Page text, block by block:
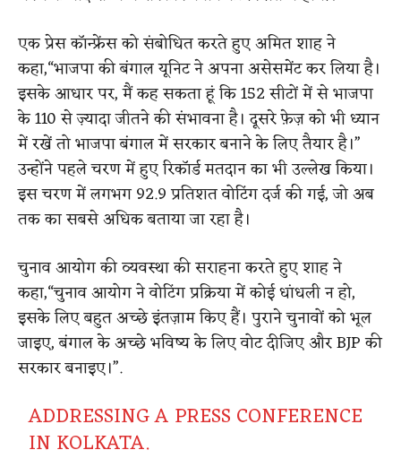
एक प्रेस कॉन्फ्रेंस को संबोधित करते हुए अमित शाह ने
कहा,“भाजपा की बंगाल यूनिट ने अपना असेसमेंट कर लिया है।
इसके आधार पर, मैं कह सकता हूं कि 152 सीटों में से भाजपा
के 110 से ज़्यादा जीतने की संभावना है। दूसरे फ़ेज़ को भी ध्यान
में रखें तो भाजपा बंगाल में सरकार बनाने के लिए तैयार है।”
उन्होंने पहले चरण में हुए रिकॉर्ड मतदान का भी उल्लेख किया।
इस चरण में लगभग 92.9 प्रतिशत वोटिंग दर्ज की गई, जो अब
तक का सबसे अधिक बताया जा रहा है।
चुनाव आयोग की व्यवस्था की सराहना करते हुए शाह ने
कहा,“चुनाव आयोग ने वोटिंग प्रक्रिया में कोई धांधली न हो,
इसके लिए बहुत अच्छे इंतज़ाम किए हैं। पुराने चुनावों को भूल
जाइए, बंगाल के अच्छे भविष्य के लिए वोट दीजिए और BJP की
सरकार बनाइए।”.
ADDRESSING A PRESS CONFERENCE
IN KOLKATA.